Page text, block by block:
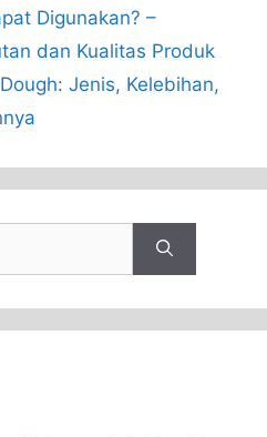
Digunakan? –
dan Kualitas Produk
Jenis, Kelebihan,